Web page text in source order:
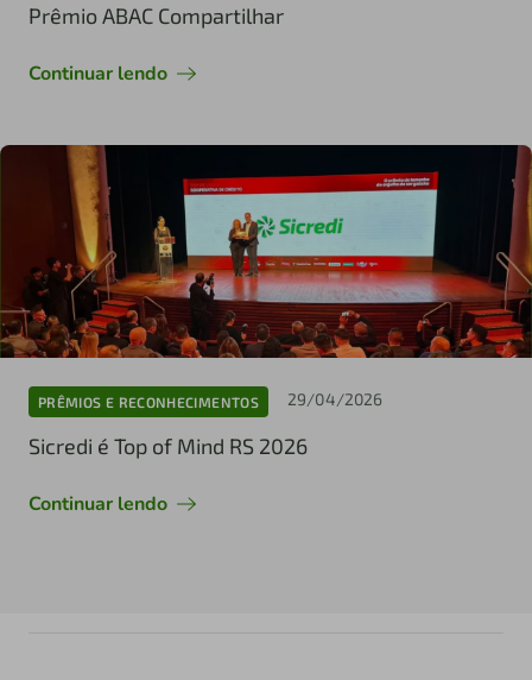
Prêmio ABAC Compartilhar
Continuar lendo
PRÊMIOS E RECONHECIMENTOS 29/04/2026
Sicredi é Top of Mind RS 2026
Continuar lendo